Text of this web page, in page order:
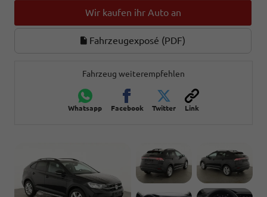
Wir kaufen ihr Auto an
Fahrzeugexposé (PDF)
Fahrzeug weiterempfehlen
Whatsapp Facebook Twitter Link